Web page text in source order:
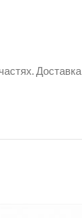
Доставка